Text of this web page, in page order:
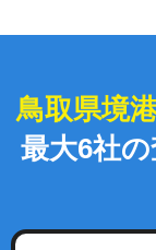
鳥取県境
最大6社